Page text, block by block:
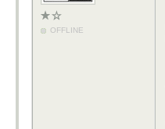
OFFLINE